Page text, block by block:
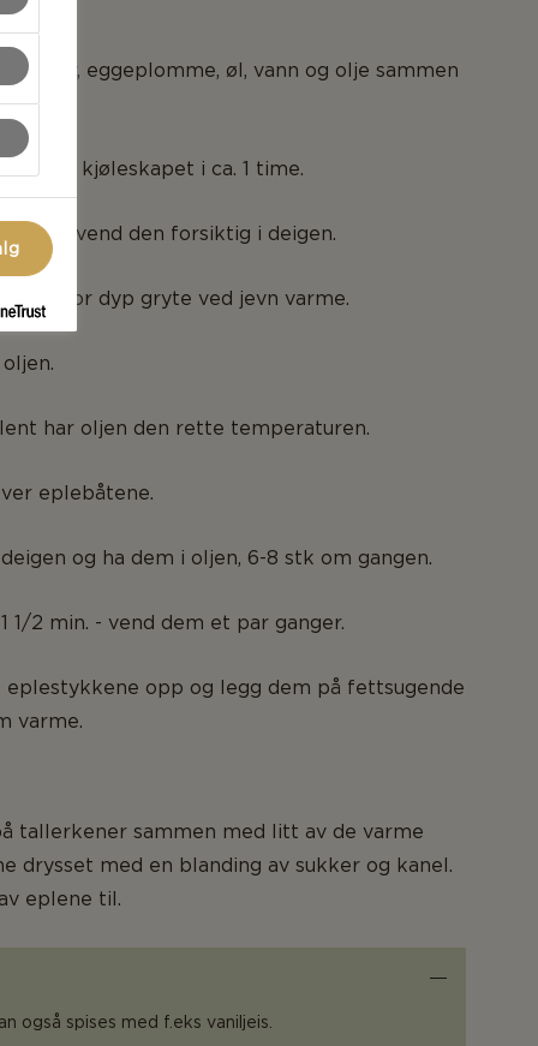
sukker, eggeplomme, øl, vann og olje sammen
i kjøleskapet i ca. 1 time.
og vend den forsiktig i deigen.
i en stor dyp gryte ved jevn varme.
har oljen den rette temperaturen.
eplebåtene.
og ha dem i oljen, 6-8 stk om gangen.
1/2 min. - vend dem et par ganger.
eplestykkene opp og legg dem på fettsugende
varme.
tallerkener sammen med litt av de varme
drysset med en blanding av sukker og kanel.
eplene til.
også spises med f.eks vaniljeis.